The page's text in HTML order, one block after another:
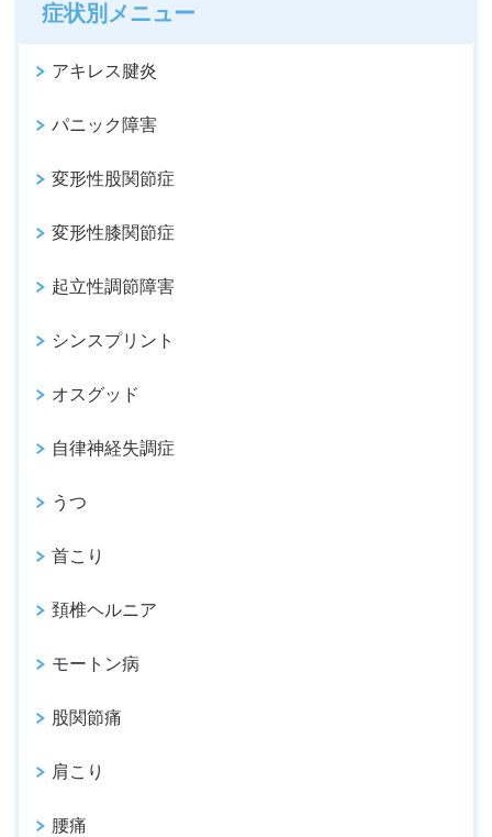
症状別メニュー
アキレス腱炎
パニック障害
変形性股関節症
変形性膝関節症
起立性調節障害
シンスプリント
オスグッド
自律神経失調症
うつ
首こり
頚椎ヘルニア
モートン病
股関節痛
肩こり
腰痛